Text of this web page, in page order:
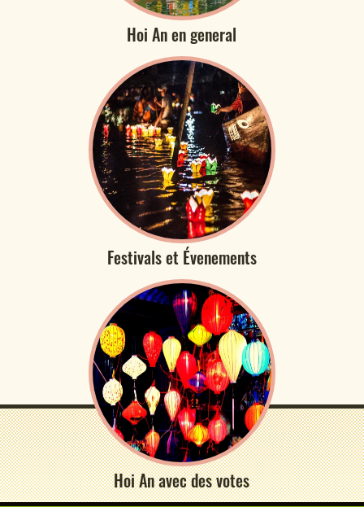
Hoi An en general
Festivals et Évenements
Hoi An avec des votes